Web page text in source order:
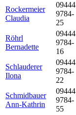
Rockermeier
Claudia
09444
9784-
25
Röhrl
Bernadette
09444
9784-
16
Schlauderer
Ilona
09444
9784-
22
Schmidbauer
Ann-Kathrin
09444
9784-
55